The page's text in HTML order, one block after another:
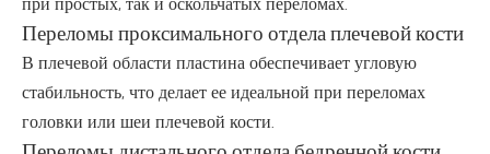
Переломы проксимального отдела плечевой кости
В плечевой области пластина обеспечивает угловую
стабильность, что делает ее идеальной при переломах
головки или шеи плечевой кости.